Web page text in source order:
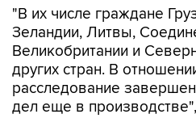
"В их числе граждане
Зеландии, Литвы,
Великобритании и
других стран. В
расследование
дел еще в